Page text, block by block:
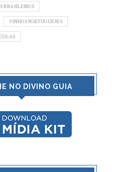
BRASILEIROS
VINHOS PORTUGUESES
NO DIVINO GUIA